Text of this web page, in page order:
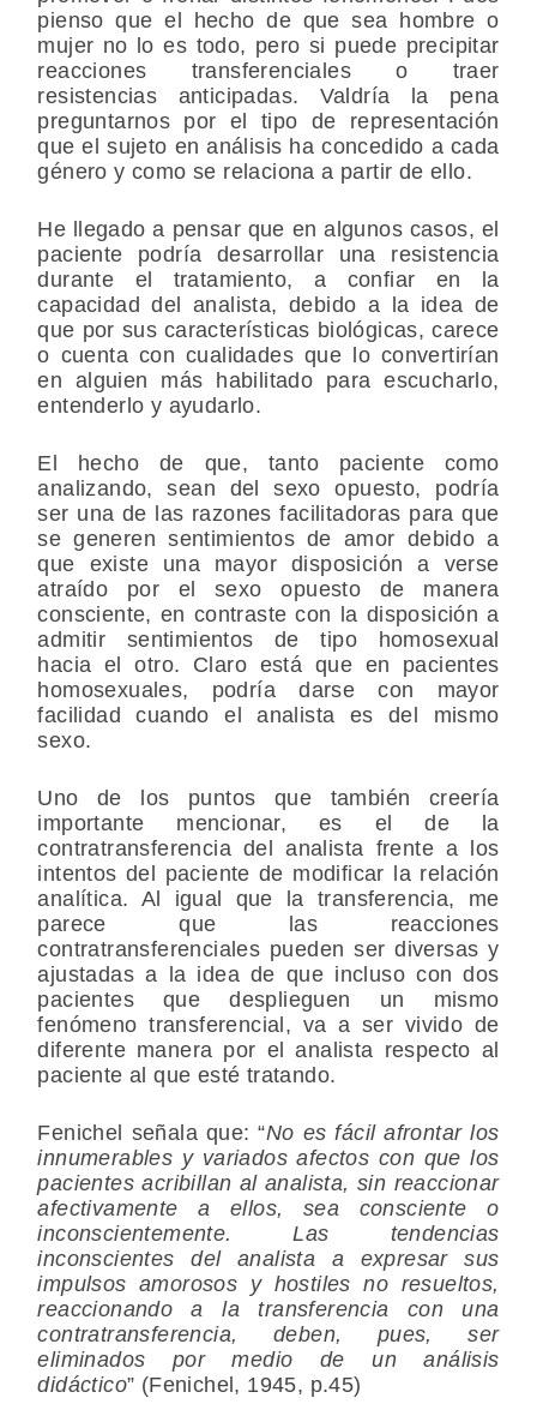
pienso que el hecho de que sea hombre o
mujer no lo es todo, pero si puede precipitar
reacciones transferenciales o traer
resistencias anticipadas. Valdría la pena
preguntarnos por el tipo de representación
que el sujeto en análisis ha concedido a cada
género y como se relaciona a partir de ello.
He llegado a pensar que en algunos casos, el
paciente podría desarrollar una resistencia
durante el tratamiento, a confiar en la
capacidad del analista, debido a la idea de
que por sus características biológicas, carece
o cuenta con cualidades que lo convertirían
en alguien más habilitado para escucharlo,
entenderlo y ayudarlo.
El hecho de que, tanto paciente como
analizando, sean del sexo opuesto, podría
ser una de las razones facilitadoras para que
se generen sentimientos de amor debido a
que existe una mayor disposición a verse
atraído por el sexo opuesto de manera
consciente, en contraste con la disposición a
admitir sentimientos de tipo homosexual
hacia el otro. Claro está que en pacientes
homosexuales, podría darse con mayor
facilidad cuando el analista es del mismo
sexo.
Uno de los puntos que también creería
importante mencionar, es el de la
contratransferencia del analista frente a los
intentos del paciente de modificar la relación
analítica. Al igual que la transferencia, me
parece que las reacciones
contratransferenciales pueden ser diversas y
ajustadas a la idea de que incluso con dos
pacientes que desplieguen un mismo
fenómeno transferencial, va a ser vivido de
diferente manera por el analista respecto al
paciente al que esté tratando.
Fenichel señala que: “No es fácil afrontar los
innumerables y variados afectos con que los
pacientes acribillan al analista, sin reaccionar
afectivamente a ellos, sea consciente o
inconscientemente. Las tendencias
inconscientes del analista a expresar sus
impulsos amorosos y hostiles no resueltos,
reaccionando a la transferencia con una
contratransferencia, deben, pues, ser
eliminados por medio de un análisis
didáctico” (Fenichel, 1945, p.45)